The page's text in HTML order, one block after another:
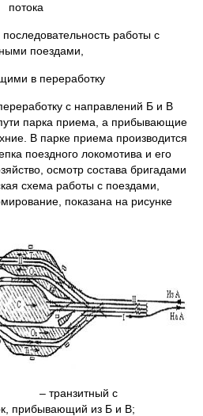
потока
работы с
поездами,
в переработку
с направлений Б и В
парка приема, а прибывающие
В парке приема производится
поездного локомотива и его
осмотр состава бригадами
схема работы с поездами,
показана на рисунке
– транзитный с
прибывающий из Б и В;